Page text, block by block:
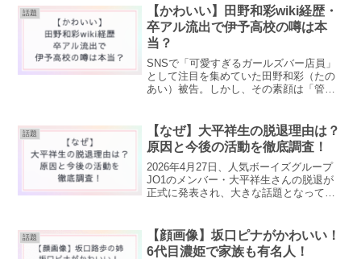
の同級生でした。学生時代、安福容疑者
が悟さんへ好意を...
話題
【かわいい】田野和彩wiki経歴・
卒アル流出で伊予高校の噂は本
当？
SNSで「可愛すぎるガールズバー店員」
として注目を集めていた田野和彩（たの
あい）被告。しかし、その素顔は「管理
察側が懲役1年6カ月を求刑し、ついに結
審。ネット上...
話題
【なぜ】大平祥生の脱退理由は？
原因と今後の活動を徹底調査！
2026年4月27日、人気ボーイズグループ
JO1のメンバー・大平祥生さんの脱退が
正式に発表され、大きな話題となってい
の理由は何だったのか？」気になる声が
急増しています。...
話題
【顔画像】坂口ピナがかわいい！
6代目濃姫で家族も有名人！